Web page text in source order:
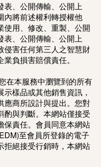
表、公開傳輸、公開上
內將前述權利轉授權他
使用、修改、重製、公開
表、公開傳輸、公開上
侵害任何第三人之智慧財
負損害賠償責任。
在本服務中瀏覽到的所有
樣品或其他銷售資訊，
應商所設計與提出。您對
酌與判斷。本網站僅接受
保責任。會員同意本網站
至會員所登錄的電子
拒絕接受行銷時，本網站